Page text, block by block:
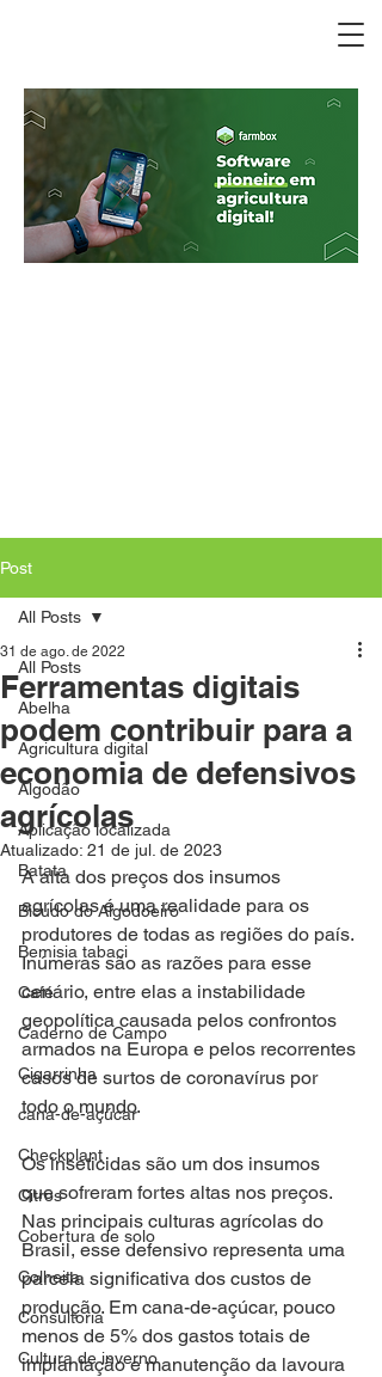
Post
All Posts
Abelha
Agricultura digital
Algodão
Aplicação localizada
Batata
Bicudo do Algodoeiro
Bemisia tabaci
Café
Caderno de Campo
Cigarrinha
cana-de-açúcar
Checkplant
Citros
Cobertura de solo
Colheita
Consultoria
Cultura de inverno
All Posts
Ferramentas digitais
podem contribuir para a
economia de defensivos
agrícolas
31 de ago. de 2022
Atualizado: 21 de jul. de 2023
A alta dos preços dos insumos
agrícolas é uma realidade para os
produtores de todas as regiões do país.
Inúmeras são as razões para esse
cenário, entre elas a instabilidade
geopolítica causada pelos confrontos
armados na Europa e pelos recorrentes
casos de surtos de coronavírus por
todo o mundo.
Os inseticidas são um dos insumos
que sofreram fortes altas nos preços.
Nas principais culturas agrícolas do
Brasil, esse defensivo representa uma
parcela significativa dos custos de
produção. Em cana-de-açúcar, pouco
menos de 5% dos gastos totais de
implantação e manutenção da lavoura